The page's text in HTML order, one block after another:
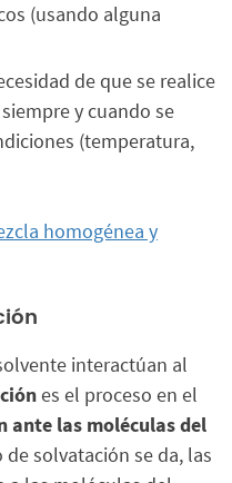
(usando alguna
de que se realice
y cuando se
(temperatura,
homogénea y
interactúan al
es el proceso en el
ante las moléculas del
de solvatación se da, las